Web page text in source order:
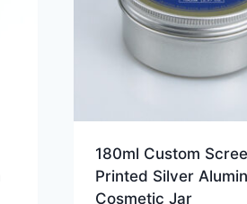
180ml Custom
Printed Silver
Cosmetic Jar